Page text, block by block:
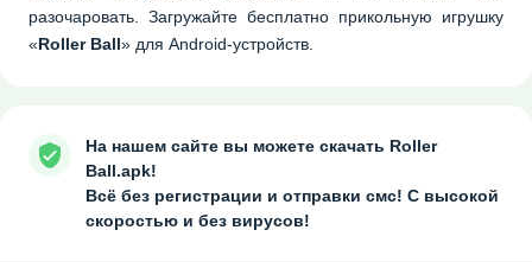
разочаровать. Загружайте бесплатно прикольную игрушку
«Roller Ball» для Android-устройств.
На нашем сайте вы можете скачать Roller
Ball.apk!
Всё без регистрации и отправки смс! С высокой
скоростью и без вирусов!